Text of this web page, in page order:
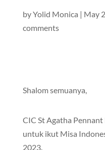
byYolid Monica | May
comments
Shalom semuanya,
CIC St Agatha
untuk ikut Misa
2023.